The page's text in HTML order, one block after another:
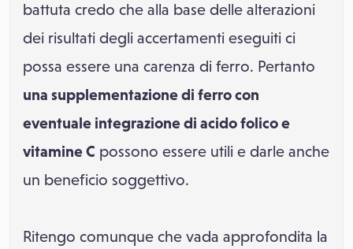
battuta credo che alla base delle alterazioni
dei risultati degli accertamenti eseguiti ci
possa essere una carenza di ferro. Pertanto
una supplementazione di ferro con
eventuale integrazione di acido folico e
vitamine C possono essere utili e darle anche
un beneficio soggettivo.
Ritengo comunque che vada approfondita la